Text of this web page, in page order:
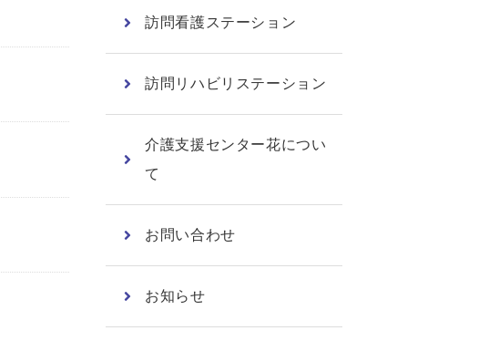
訪問看護ステーション
訪問リハビリステーション
介護支援センター花につい
て
お問い合わせ
お知らせ